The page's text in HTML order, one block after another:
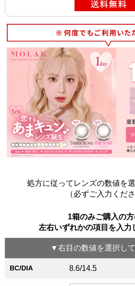
処方に従ってレンズの数値を
（必ずご入力くださ
1箱のみご購入の方
左右いずれかの項目を入力
▼右目 の数値を選択し
BC/DIA 8.6/14.5